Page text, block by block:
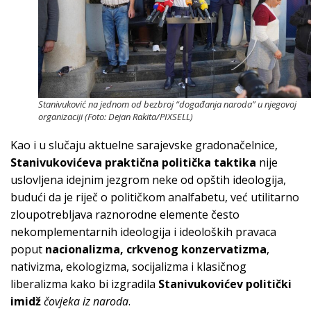
Stanivuković na jednom od bezbroj “događanja naroda” u njegovoj
organizaciji (Foto: Dejan Rakita/PIXSELL)
Kao i u slučaju aktuelne sarajevske gradonačelnice,
Stanivukovićeva praktična politička taktika nije
uslovljena idejnim jezgrom neke od opštih ideologija,
budući da je riječ o političkom analfabetu, već utilitarno
zloupotrebljava raznorodne elemente često
nekomplementarnih ideologija i ideoloških pravaca
poput nacionalizma, crkvenog konzervatizma,
nativizma, ekologizma, socijalizma i klasičnog
liberalizma kako bi izgradila Stanivukovićev politički
imidžčovjeka iz naroda.